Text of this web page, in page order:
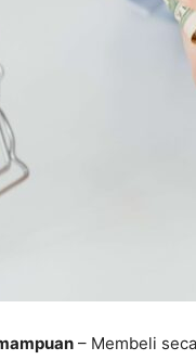
– Membeli